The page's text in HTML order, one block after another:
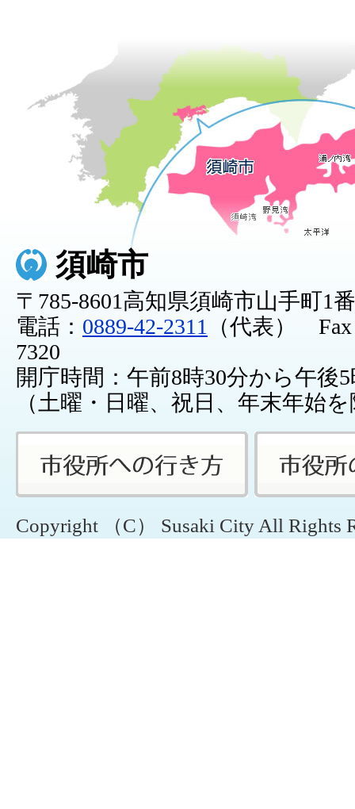
須崎市
〒785-8601高知県須崎市山手町1
電話： 0889-42-2311
（代表） Fax
7320
開庁時間：午前8時30分から午後
（土曜・日曜、祝日、年末年始
Copyright （C） Susaki City All Rights